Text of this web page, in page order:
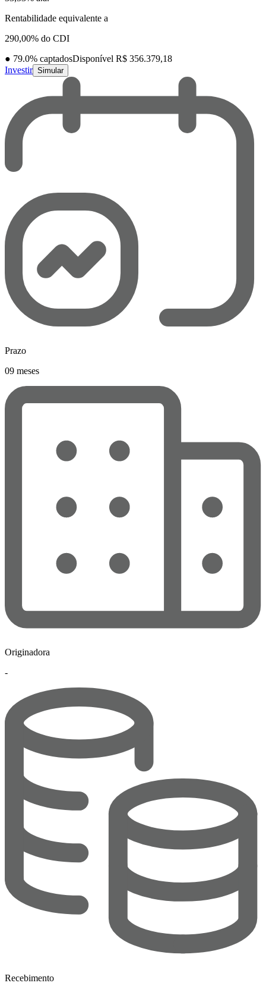
Rentabilidade equivalente a
290,00% do CDI
● 79.0% captadosDisponível R$ 356.379,18
Investir Simular
Prazo
09 meses
Originadora
-
Recebimento